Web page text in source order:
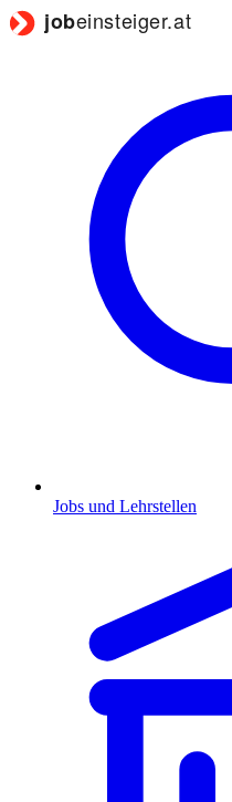
Jobs und Lehrstellen